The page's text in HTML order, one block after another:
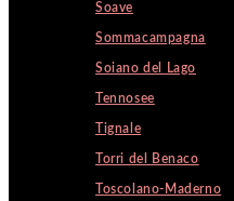
Soave
Sommacampagna
Soiano del Lago
Tennosee
Tignale
Torri del Benaco
Toscolano-Maderno